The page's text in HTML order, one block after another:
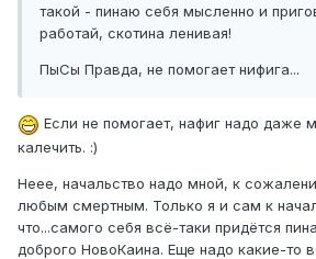
такой - пинаю себя мысленно и
работай, скотина ленивая!
ПыСы Правда, не помогает нифига...
Если не помогает, нафиг надо даже
калечить. :)
Неее, начальство надо мной, к
любым смертным. Только я и сам к
что...самого себя всё-таки придётся
доброго НовоКаина. Еще надо какие-то